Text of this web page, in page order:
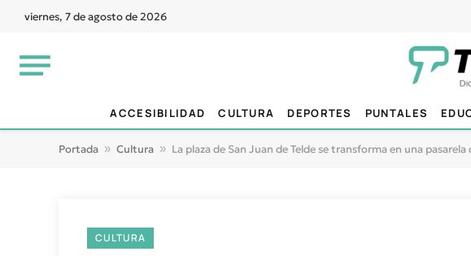
viernes, 7 de agosto de 2026
ACCESIBILIDAD CULTURA DEPORTES PUNTALES
Portada » Cultura » La plaza de San Juan de Telde se transforma en una
CULTURA